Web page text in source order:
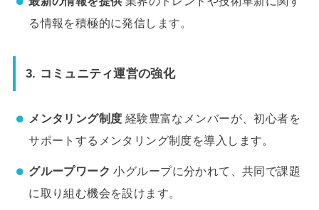
る情報を積極的に発信します。
3. コミュニティ運営の強化
メンタリング制度 経験豊富なメンバーが、初心者を
サポートするメンタリング制度を導入します。
グループワーク 小グループに分かれて、共同で課題
に取り組む機会を設けます。